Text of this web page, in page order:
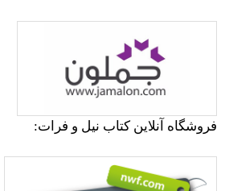
فروشگاه آنلاین کتاب نیل و فرات: